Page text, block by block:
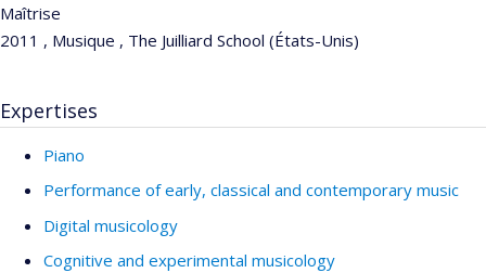
Maîtrise
2011 , Musique , The Juilliard School (États-Unis)
Expertises
Piano
Performance of early, classical and contemporary music
Digital musicology
Cognitive and experimental musicology